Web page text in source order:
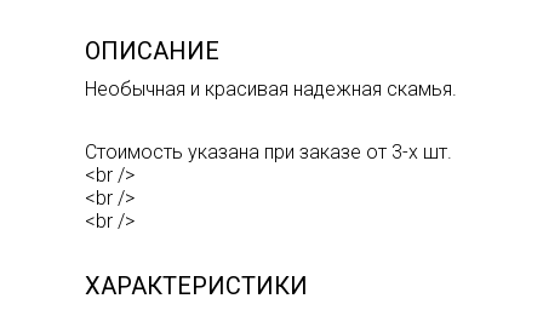
ОПИСАНИЕ
Необычная и красивая надежная скамья.
Стоимость указана при заказе от 3-х шт.
<br />
<br />
<br />
ХАРАКТЕРИСТИКИ